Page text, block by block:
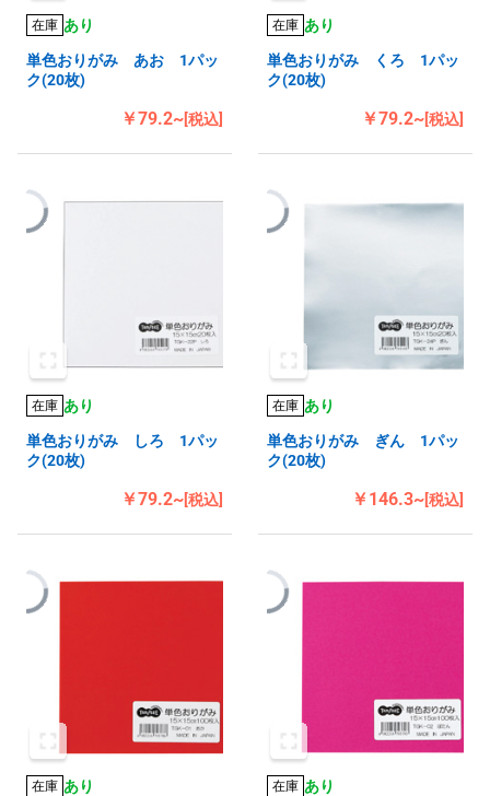
在庫 あり
単色おりがみ あお 1パッ
ク(20枚)
￥79.2~[税込]
在庫 あり
単色おりがみ くろ 1パッ
ク(20枚)
￥79.2~[税込]
在庫 あり
単色おりがみ しろ 1パッ
ク(20枚)
￥79.2~[税込]
在庫 あり
単色おりがみ ぎん 1パッ
ク(20枚)
￥146.3~[税込]
在庫 あり
在庫 あり